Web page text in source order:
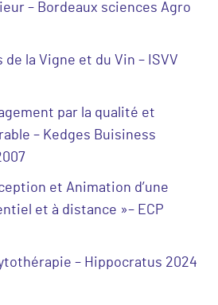
– Bordeaux sciences Agro
la Vigne et du Vin – ISVV
par la qualité et
– Kedges Buisiness
et Animation d’une
et à distance »– ECP
– Hippocratus 2024